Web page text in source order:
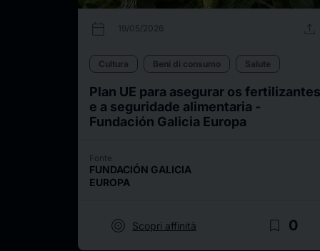
calendar_today 19/05/2026 upload
Cultura Beni di consumo Salute
Plan UE para asegurar os fertilizantes
e a seguridade alimentaria -
Fundación Galicia Europa
Fonte
FUNDACIÓN GALICIA
EUROPA
target Scopri affinità bookmark_border 0